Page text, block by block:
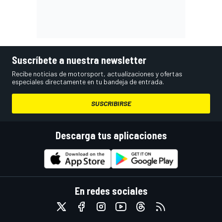
Suscríbete a nuestra newsletter
Recibe noticias de motorsport, actualizaciones y ofertas
especiales directamente en tu bandeja de entrada.
SUSCRIBIRSE
Descarga tus aplicaciones
En redes sociales